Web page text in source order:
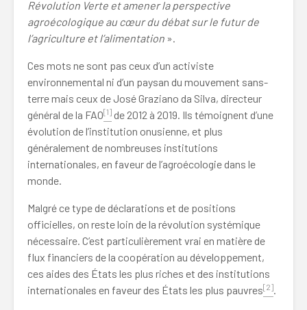
Révolution Verte et amener la perspective
agroécologique au cœur du débat sur le futur de
l’agriculture et l’alimentation ».
Ces mots ne sont pas ceux d’un activiste
environnemental ni d’un paysan du mouvement sans-
terre mais ceux de José Graziano da Silva, directeur
général de la FAO[1] de 2012 à 2019. Ils témoignent d’une
évolution de l’institution onusienne, et plus
généralement de nombreuses institutions
internationales, en faveur de l’agroécologie dans le
monde.
Malgré ce type de déclarations et de positions
officielles, on reste loin de la révolution systémique
nécessaire. C’est particulièrement vrai en matière de
flux financiers de la coopération au développement,
ces aides des États les plus riches et des institutions
internationales en faveur des États les plus pauvres[2].